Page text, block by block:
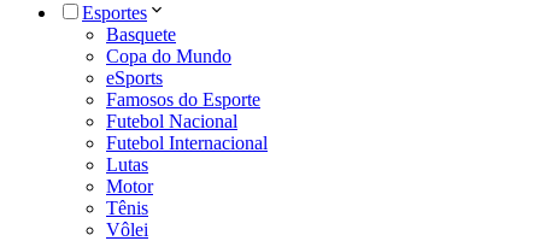
Esportes
Basquete
Copa do Mundo
eSports
Famosos do Esporte
Futebol Nacional
Futebol Internacional
Lutas
Motor
Tênis
Vôlei